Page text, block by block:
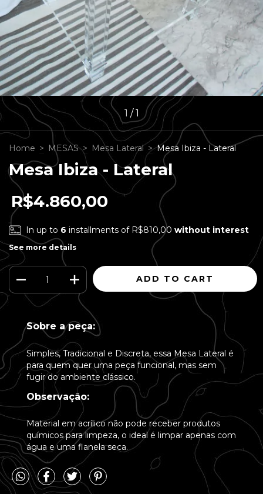
1 /1
Home > MESAS > Mesa Lateral > Mesa Ibiza - Lateral
Mesa Ibiza - Lateral
R$4.860,00
In up to 6 installments of R$810,00 without interest
See more details
Sobre a peça:
Simples, Tradicional e Discreta, essa Mesa Lateral é
para quem quer uma peça funcional, mas sem
fugir do ambiente clássico.
Observação:
Material em acrílico não pode receber produtos
químicos para limpeza, o ideal é limpar apenas com
água e uma flanela seca.